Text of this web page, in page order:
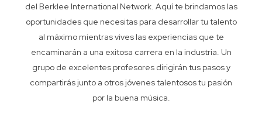
del Berklee International Network. Aquí te brindamos las
oportunidades que necesitas para desarrollar tu talento
al máximo mientras vives las experiencias que te
encaminarán a una exitosa carrera en la industria. Un
grupo de excelentes profesores dirigirán tus pasos y
compartirás junto a otros jóvenes talentosos tu pasión
por la buena música.